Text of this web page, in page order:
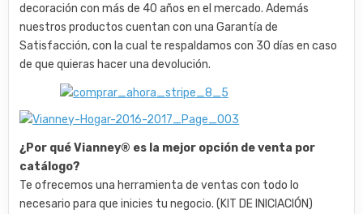
decoración con más de 40 años en el mercado. Además
nuestros productos cuentan con una Garantía de
Satisfacción, con la cual te respaldamos con 30 días en caso
de que quieras hacer una devolución.
¿Por qué Vianney® es la mejor opción de venta por
catálogo?
Te ofrecemos una herramienta de ventas con todo lo
necesario para que inicies tu negocio. (KIT DE INICIACIÓN)